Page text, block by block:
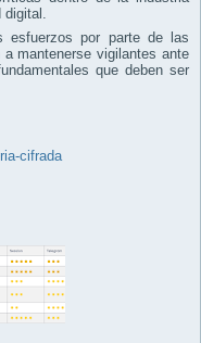
digital.
esfuerzos por parte de las
mantenerse vigilantes ante
que deben ser
cifrada